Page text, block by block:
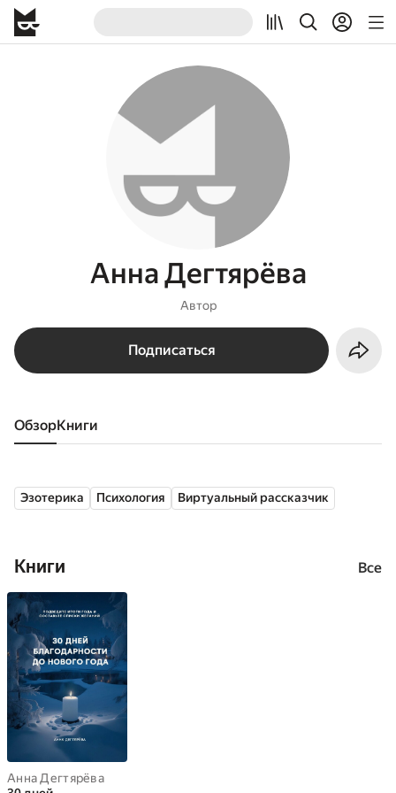
Анна Дегтярёва
Автор
Подписаться
Обзор книги
Эзотерика Психология Виртуальный рассказчик
Книги Все
Анна Дегтярёва